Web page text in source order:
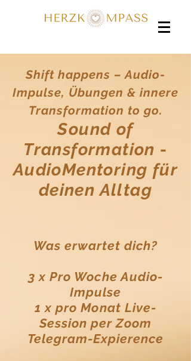
Shift happens – Audio-
Impulse, Übungen & innere
Transformation to go.
Sound of
Transformation -
AudioMentoring für
deinen Alltag
Was erwartet dich?
3 x Pro Woche Audio-
Impulse
1 x pro Monat Live-
Session per Zoom
Telegram-Expierence